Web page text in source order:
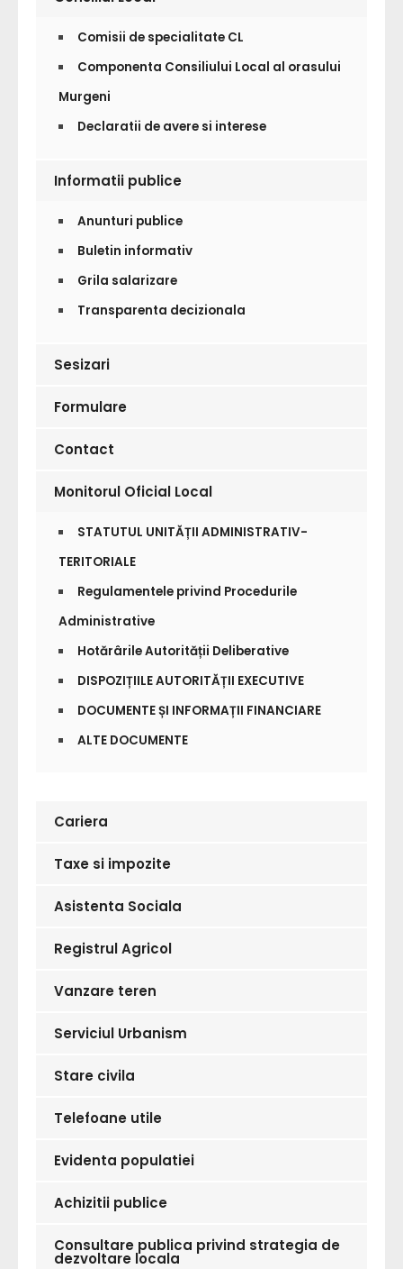
Comisii de specialitate CL
Componenta Consiliului Local al orasului
Murgeni
Declaratii de avere si interese
Informatii publice
Anunturi publice
Buletin informativ
Grila salarizare
Transparenta decizionala
Sesizari
Formulare
Contact
Monitorul Oficial Local
STATUTUL UNITĂȚII ADMINISTRATIV-
TERITORIALE
Regulamentele privind Procedurile
Administrative
Hotărârile Autorității Deliberative
DISPOZIȚIILE AUTORITĂȚII EXECUTIVE
DOCUMENTE ȘI INFORMAȚII FINANCIARE
ALTE DOCUMENTE
Cariera
Taxe si impozite
Asistenta Sociala
Registrul Agricol
Vanzare teren
Serviciul Urbanism
Stare civila
Telefoane utile
Evidenta populatiei
Achizitii publice
Consultare publica privind strategia de
dezvoltare locala